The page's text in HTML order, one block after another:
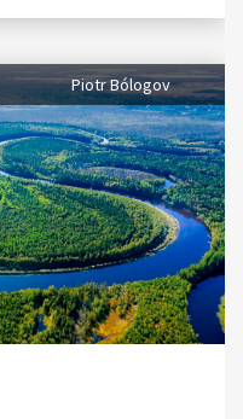
Piotr Bólogov